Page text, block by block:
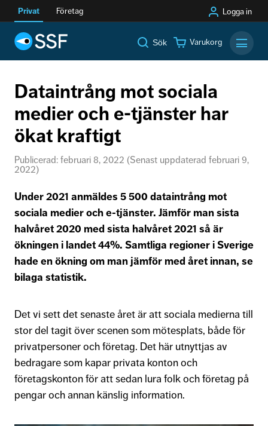
Privat Företag Logga in
Sök Varukorg
Dataintrång mot sociala
medier och e-tjänster har
ökat kraftigt
Publicerad: februari 8, 2022 (Senast uppdaterad februari 9,
2022)
Under 2021 anmäldes 5 500 dataintrång mot
sociala medier och e-tjänster. Jämför man sista
halvåret 2020 med sista halvåret 2021 så är
ökningen i landet 44%. Samtliga regioner i Sverige
hade en ökning om man jämför med året innan, se
bilaga statistik.
Det vi sett det senaste året är att sociala medierna till
stor del tagit över scenen som mötesplats, både för
privatpersoner och företag. Det här utnyttjas av
bedragare som kapar privata konton och
företagskonton för att sedan lura folk och företag på
pengar och annan känslig information.